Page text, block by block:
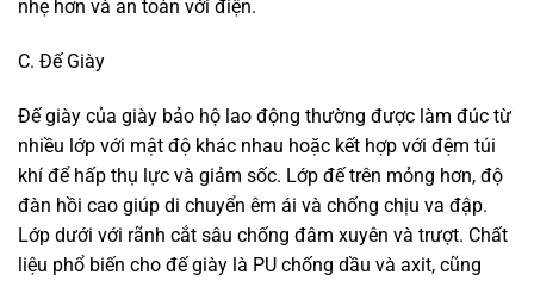
nhẹ hơn và an toàn với điện.
C. Đế Giày
Đế giày của giày bảo hộ lao động thường được làm đúc từ
nhiều lớp với mật độ khác nhau hoặc kết hợp với đệm túi
khí để hấp thụ lực và giảm sốc. Lớp đế trên mỏng hơn, độ
đàn hồi cao giúp di chuyển êm ái và chống chịu va đập.
Lớp dưới với rãnh cắt sâu chống đâm xuyên và trượt. Chất
liệu phổ biến cho đế giày là PU chống dầu và axit, cũng